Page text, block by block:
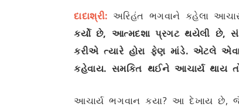
દાદાશ્રી: અરિહંત ભગવાને કહેલા
કર્યો છે, આત્મદશા પ્રગટ થયેલી છે,
કરીએ ત્યારે હોરા ફેણ માંડે. એટલે
કહેવાય. સમકિત થઈને આચાર્ય થાય
આચાર્ય ભગવાન કયા? આ દેખાય છે,